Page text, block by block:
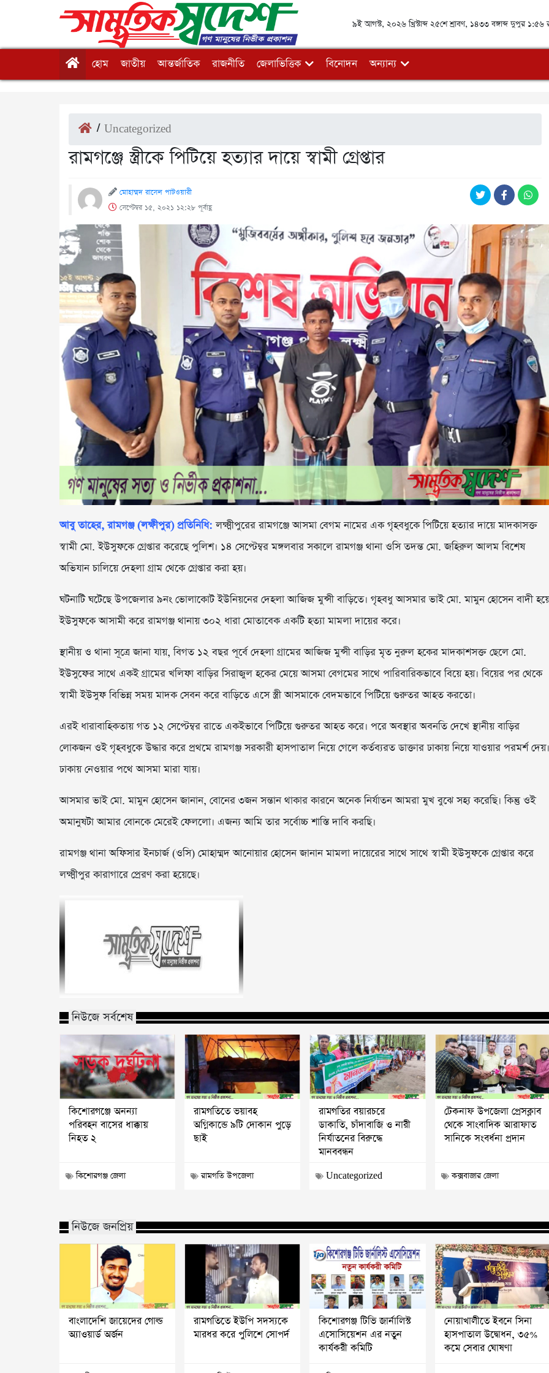
৯ই আগস্ট, ২০২৬ খ্রিস্টাব্দ ২৫শে শ্রাবণ, ১৪৩৩ বঙ্গাব্দ দুপুর ১:৫৬
হোম জাতীয় আন্তর্জাতিক রাজনীতি জেলাভিত্তিক বিনোদন অন্যান্য
/ Uncategorized
রামগঞ্জে স্ত্রীকে পিটিয়ে হত্যার দায়ে স্বামী গ্রেপ্তার
মোহাম্মদ রাসেল পাটওয়ারী
সেপ্টেম্বর ১৫, ২০২১ ১২:২৮ পূর্বাহ্ণ
আবু তাহের, রামগঞ্জ (লক্ষীপুর) প্রতিনিধি: লক্ষ্মীপুরের রামগঞ্জে আসমা বেগম নামের এক গৃহবধুকে পিটিয়ে হত্যার দায়ে মাদকাসক্ত
স্বামী মো. ইউসুফকে গ্রেপ্তার করেছে পুলিশ। ১৪ সেপ্টেম্বর মঙ্গলবার সকালে রামগঞ্জ থানা ওসি তদন্ত মো. জহিরুল আলম বিশেষ
অভিযান চালিয়ে দেহলা গ্রাম থেকে গ্রেপ্তার করা হয়।
ঘটনাটি ঘটেছে উপজেলার ৯নং ভোলাকোট ইউনিয়নের দেহলা আজিজ মুন্সী বাড়িতে। গৃহবধু আসমার ভাই মো. মামুন হোসেন বাদী
ইউসুফকে আসামী করে রামগঞ্জ থানায় ৩০২ ধারা মোতাবেক একটি হত্যা মামলা দায়ের করে।
স্থানীয় ও থানা সূত্রে জানা যায়, বিগত ১২ বছর পূর্বে দেহলা গ্রামের আজিজ মুন্সী বাড়ির মৃত নুরুল হকের মাদকাশসক্ত ছেলে মো.
ইউসুফের সাথে একই গ্রামের খলিফা বাড়ির সিরাজুল হকের মেয়ে আসমা বেগমের সাথে পারিবারিকভাবে বিয়ে হয়। বিয়ের পর থেকে
স্বামী ইউসুফ বিভিন্ন সময় মাদক সেবন করে বাড়িতে এসে স্ত্রী আসমাকে বেদমভাবে পিটিয়ে গুরুতর আহত করতো।
এরই ধারাবাহিকতায় গত ১২ সেপ্টেম্বর রাতে একইভাবে পিটিয়ে গুরুতর আহত করে। পরে অবস্থার অবনতি দেখে স্থানীয় বাড়ির
লোকজন ওই গৃহবধুকে উদ্ধার করে প্রথমে রামগঞ্জ সরকারী হাসপাতাল নিয়ে গেলে কর্তব্যরত ডাক্তার ঢাকায় নিয়ে যাওয়ার পরমর্শ দেয়।
ঢাকায় নেওয়ার পথে আসমা মারা যায়।
আসমার ভাই মো. মামুন হোসেন জানান, বোনের ৩জন সন্তান থাকার কারনে অনেক নির্যাতন আমরা মুখ বুঝে সহ্য করেছি। কিন্তু ওই
অমানুষটা আমার বোনকে মেরেই ফেললো। এজন্য আমি তার সর্বোচ্চ শাস্তি দাবি করছি।
রামগঞ্জ থানা অফিসার ইনচার্জ (ওসি) মোহাম্মদ আনোয়ার হোসেন জানান মামলা দায়েরের সাথে সাথে স্বামী ইউসুফকে গ্রেপ্তার করে
লক্ষ্মীপুর কারাগারে প্রেরণ করা হয়েছে।
নিউজে সর্বশেষ
কিশোরগঞ্জে অনন্যা
পরিবহন বাসের ধাক্কায়
নিহত ২
কিশোরগঞ্জ জেলা
রামগতিতে ভয়াবহ
অগ্নিকান্ডে ৯টি দোকান পুড়ে
ছাই
রামগতি উপজেলা
রামগতির বয়ারচরে
ডাকাতি, চাঁদাবাজি ও নারী
নির্যাতনের বিরুদ্ধে
মানববন্ধন
Uncategorized
টেকনাফ উপজেলা প্রেসক্লাব
থেকে সাংবাদিক আরাফাত
সানিকে সংবর্ধনা প্রদান
কক্সবাজার জেলা
নিউজে জনপ্রিয়
বাংলাদেশি জায়েদের গোল্ড
অ্যাওয়ার্ড অর্জন
রামগতিতে ইউপি সদস্যকে
মারধর করে পুলিশে সোপর্দ
কিশোরগঞ্জ টিভি জার্নালিস্ট
এসোসিয়েশন এর নতুন
কার্যকরী কমিটি
নোয়াখালীতে ইবনে সিনা
হাসপাতাল উদ্বোধন, ৩৫%
কমে সেবার ঘোষণা